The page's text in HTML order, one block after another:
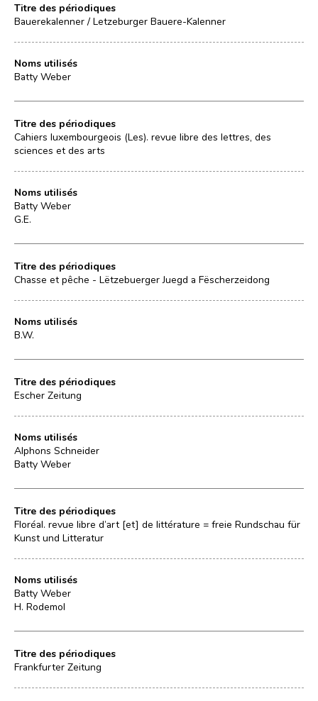
Titre des périodiques
Bauerekalenner / Letzeburger Bauere-Kalenner
Noms utilisés
Batty Weber
Titre des périodiques
Cahiers luxembourgeois (Les). revue libre des lettres, des
sciences et des arts
Noms utilisés
Batty Weber
G.E.
Titre des périodiques
Chasse et pêche - Lëtzebuerger Juegd a Fëscherzeidong
Noms utilisés
B.W.
Titre des périodiques
Escher Zeitung
Noms utilisés
Alphons Schneider
Batty Weber
Titre des périodiques
Floréal. revue libre d’art [et] de littérature = freie Rundschau für
Kunst und Litteratur
Noms utilisés
Batty Weber
H. Rodemol
Titre des périodiques
Frankfurter Zeitung